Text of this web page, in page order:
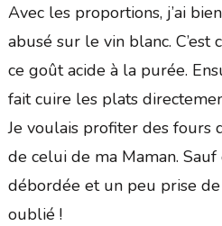
Avec les proportions, j’ai
abusé sur le vin blanc.
ce goût acide à la purée.
fait cuire les plats
Je voulais profiter des
de celui de ma Maman. Sauf
débordée et un peu prise de
oublié !